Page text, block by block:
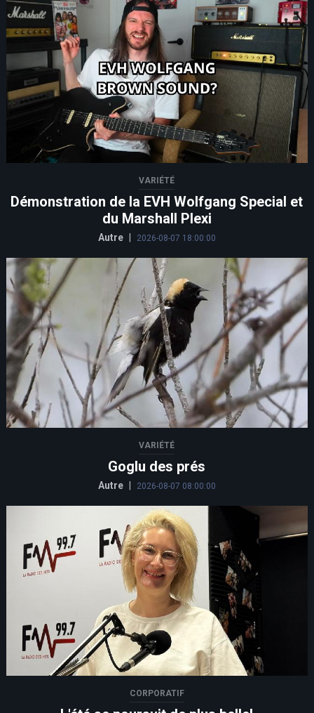
VARIÉTÉ
Démonstration de la EVH Wolfgang Special et
du Marshall Plexi
Autre 2026-08-07 18:00:00
VARIÉTÉ
Goglu des prés
Autre 2026-08-07 08:00:00
CORPORATIF